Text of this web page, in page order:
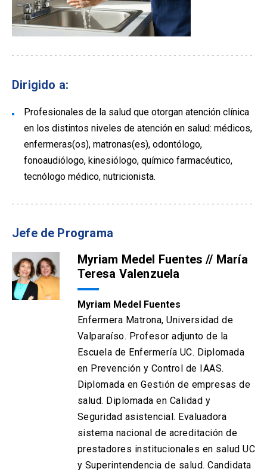
Dirigido a:
Profesionales de la salud que otorgan atención clínica
en los distintos niveles de atención en salud: médicos,
enfermeras(os), matronas(es), odontólogo,
fonoaudiólogo, kinesiólogo, químico farmacéutico,
tecnólogo médico, nutricionista.
Jefe de Programa
Myriam Medel Fuentes // María
Teresa Valenzuela
Myriam Medel Fuentes
Enfermera Matrona, Universidad de
Valparaíso. Profesor adjunto de la
Escuela de Enfermería UC. Diplomada
en Prevención y Control de IAAS.
Diplomada en Gestión de empresas de
salud. Diplomada en Calidad y
Seguridad asistencial. Evaluadora
sistema nacional de acreditación de
prestadores institucionales en salud UC
y Superintendencia de salud. Candidata